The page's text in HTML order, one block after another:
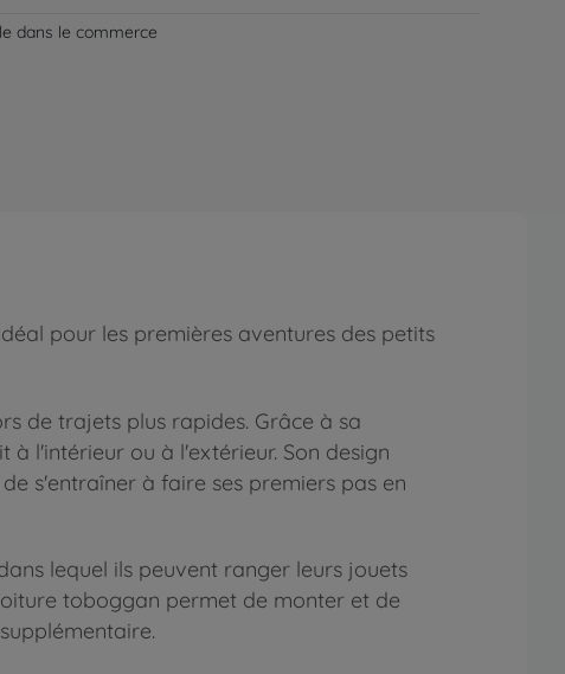
dans le commerce
pour les premières aventures des petits
de trajets plus rapides. Grâce à sa
l'intérieur ou à l'extérieur. Son design
s'entraîner à faire ses premiers pas en
lequel ils peuvent ranger leurs jouets
toboggan permet de monter et de